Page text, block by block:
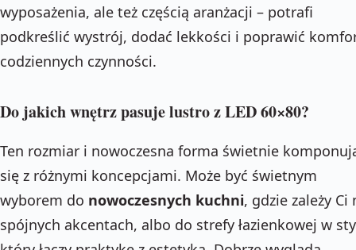
wyposażenia, ale też częścią aranżacji – potrafi
podkreślić wystrój, dodać lekkości i poprawić
codziennych czynności.
Do jakich wnętrz pasuje lustro z LED 60×80?
Ten rozmiar i nowoczesna forma świetnie
się z różnymi koncepcjami. Może być świetnym
wyborem do nowoczesnych kuchni, gdzie zależy Ci
spójnych akcentach, albo do strefy łazienkowej w